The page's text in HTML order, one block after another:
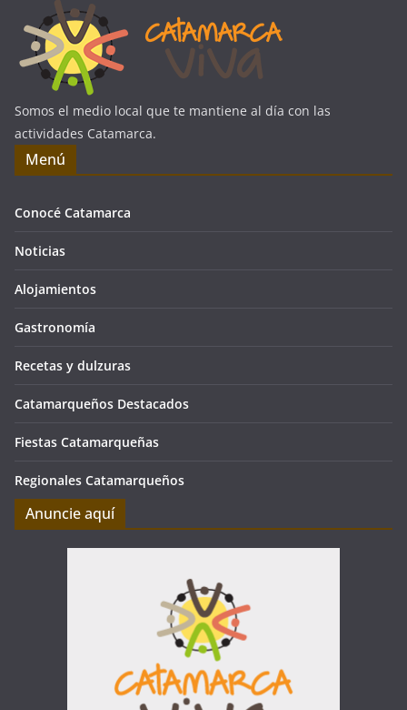
Somos el medio local que te mantiene al día con las
actividades Catamarca.
Menú
Conocé Catamarca
Noticias
Alojamientos
Gastronomía
Recetas y dulzuras
Catamarqueños Destacados
Fiestas Catamarqueñas
Regionales Catamarqueños
Anuncie aquí